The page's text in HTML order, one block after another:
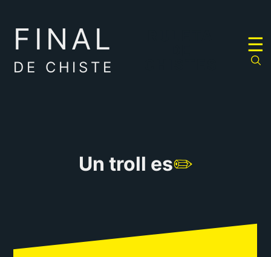
FINAL
DE CHISTE
☰
Un troll es✏️